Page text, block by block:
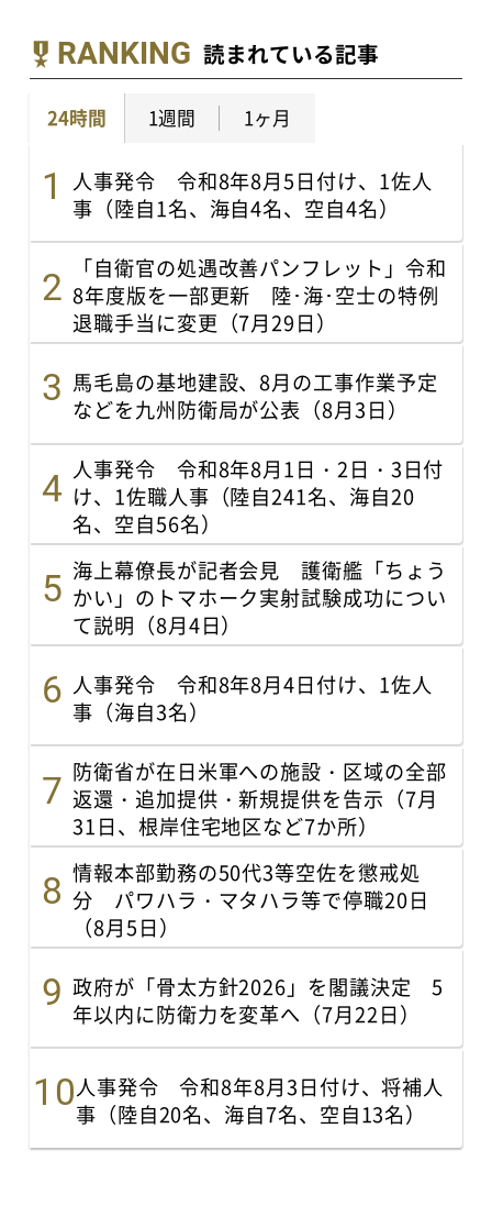
RANKING 読まれている記事
24時間 1週間 1ヶ月
人事発令 令和8年8月5日付け、1佐人
事（陸自1名、海自4名、空自4名）
「自衛官の処遇改善パンフレット」令和
8年度版を一部更新 陸･海･空士の特例
退職手当に変更（7月29日）
馬毛島の基地建設、8月の工事作業予定
などを九州防衛局が公表（8月3日）
人事発令 令和8年8月1日・2日・3日付
け、1佐職人事（陸自241名、海自20
名、空自56名）
海上幕僚長が記者会見 護衛艦「ちょう
かい」のトマホーク実射試験成功につい
て説明（8月4日）
人事発令 令和8年8月4日付け、1佐人
事（海自3名）
防衛省が在日米軍への施設・区域の全部
返還・追加提供・新規提供を告示（7月
31日、根岸住宅地区など7か所）
情報本部勤務の50代3等空佐を懲戒処
分 パワハラ・マタハラ等で停職20日
（8月5日）
政府が「骨太方針2026」を閣議決定 5
年以内に防衛力を変革へ（7月22日）
人事発令 令和8年8月3日付け、将補人
事（陸自20名、海自7名、空自13名）